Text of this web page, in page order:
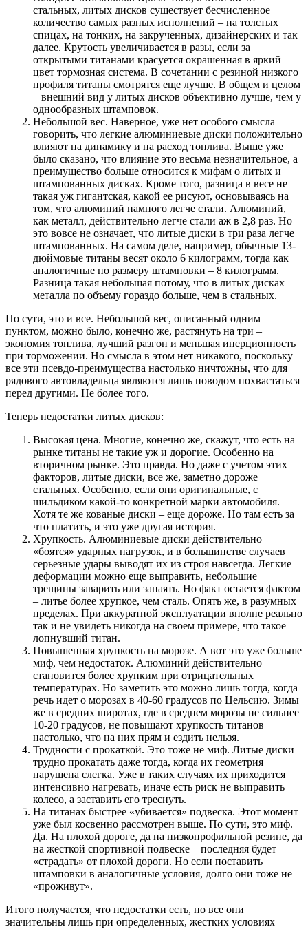
стальных, литых дисков существует бесчисленное
количество самых разных исполнений – на толстых
спицах, на тонких, на закрученных, дизайнерских и так
далее. Крутость увеличивается в разы, если за
открытыми титанами красуется окрашенная в яркий
цвет тормозная система. В сочетании с резиной низкого
профиля титаны смотрятся еще лучше. В общем и целом
– внешний вид у литых дисков объективно лучше, чем у
однообразных штамповок.
Небольшой вес. Наверное, уже нет особого смысла
говорить, что легкие алюминиевые диски положительно
влияют на динамику и на расход топлива. Выше уже
было сказано, что влияние это весьма незначительное, а
преимущество больше относится к мифам о литых и
штампованных дисках. Кроме того, разница в весе не
такая уж гигантская, какой ее рисуют, основываясь на
том, что алюминий намного легче стали. Алюминий,
как металл, действительно легче стали аж в 2,8 раз. Но
это вовсе не означает, что литые диски в три раза легче
штампованных. На самом деле, например, обычные 13-
дюймовые титаны весят около 6 килограмм, тогда как
аналогичные по размеру штамповки – 8 килограмм.
Разница такая небольшая потому, что в литых дисках
металла по объему гораздо больше, чем в стальных.
По сути, это и все. Небольшой вес, описанный одним
пунктом, можно было, конечно же, растянуть на три –
экономия топлива, лучший разгон и меньшая инерционность
при торможении. Но смысла в этом нет никакого, поскольку
все эти псевдо-преимущества настолько ничтожны, что для
рядового автовладельца являются лишь поводом похвастаться
перед другими. Не более того.
Теперь недостатки литых дисков:
Высокая цена. Многие, конечно же, скажут, что есть на
рынке титаны не такие уж и дорогие. Особенно на
вторичном рынке. Это правда. Но даже с учетом этих
факторов, литые диски, все же, заметно дороже
стальных. Особенно, если они оригинальные, с
шильдиком какой-то конкретной марки автомобиля.
Хотя те же кованые диски – еще дороже. Но там есть за
что платить, и это уже другая история.
Хрупкость. Алюминиевые диски действительно
«боятся» ударных нагрузок, и в большинстве случаев
серьезные удары выводят их из строя навсегда. Легкие
деформации можно еще выправить, небольшие
трещины заварить или запаять. Но факт остается фактом
– литье более хрупкое, чем сталь. Опять же, в разумных
пределах. При аккуратной эксплуатации вполне реально
так и не увидеть никогда на своем примере, что такое
лопнувший титан.
Повышенная хрупкость на морозе. А вот это уже больше
миф, чем недостаток. Алюминий действительно
становится более хрупким при отрицательных
температурах. Но заметить это можно лишь тогда, когда
речь идет о морозах в 40-60 градусов по Цельсию. Зимы
же в средних широтах, где в среднем морозы не сильнее
10-20 градусов, не повышают хрупкость титанов
настолько, что на них прям и ездить нельзя.
Трудности с прокаткой. Это тоже не миф. Литые диски
трудно прокатать даже тогда, когда их геометрия
нарушена слегка. Уже в таких случаях их приходится
интенсивно нагревать, иначе есть риск не выправить
колесо, а заставить его треснуть.
На титанах быстрее «убивается» подвеска. Этот момент
уже был косвенно рассмотрен выше. По сути, это миф.
Да. На плохой дороге, да на низкопрофильной резине, да
на жесткой спортивной подвеске – последняя будет
«страдать» от плохой дороги. Но если поставить
штамповки в аналогичные условия, долго они тоже не
«проживут».
Итого получается, что недостатки есть, но все они
значительны лишь при определенных, жестких условиях